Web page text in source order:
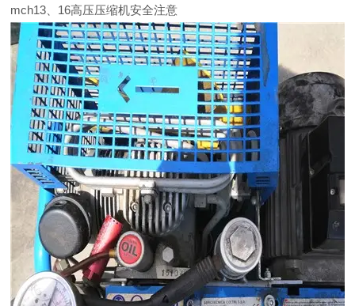
mch13、16高压压缩机安全注意